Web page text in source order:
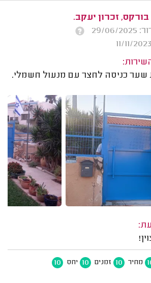
זכרון יעקב.
2025
שער כניסה לחצר עם מנעול חשמלי.
מחיר 10 זמנים 10 יחס 10